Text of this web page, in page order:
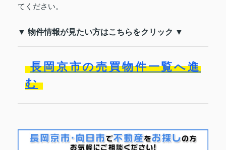
てください。
▼ 物件情報が見たい方はこちらをクリック ▼
長岡京市の売買物件一覧へ進
む